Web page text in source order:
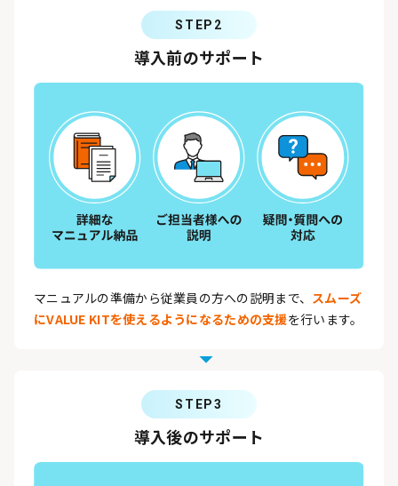
STEP2
導入前のサポート
マニュアルの準備から従業員の方への説明まで、 スムーズ
にVALUE KITを使えるようになるための支援を行います。
STEP3
導入後のサポート